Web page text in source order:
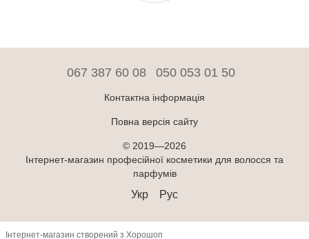
067 387 60 08 050 053 01 50
Контактна інформація
Повна версія сайту
© 2019—2026
Інтернет-магазин професійної косметики для волосся та
парфумів
Укр Рус
Інтернет-магазин створений з Хорошоп